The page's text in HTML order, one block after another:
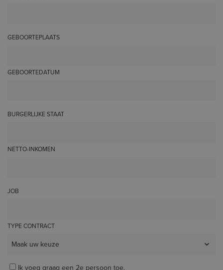
GEBOORTEPLAATS
GEBOORTEDATUM
BURGERLIJKE STAAT
NETTO-INKOMEN
JOB
TYPE CONTRACT
Ik voeg graag een 2e persoon toe.